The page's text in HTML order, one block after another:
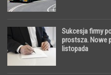
Sukcesja firmy
prostsza. Nowe
listopada